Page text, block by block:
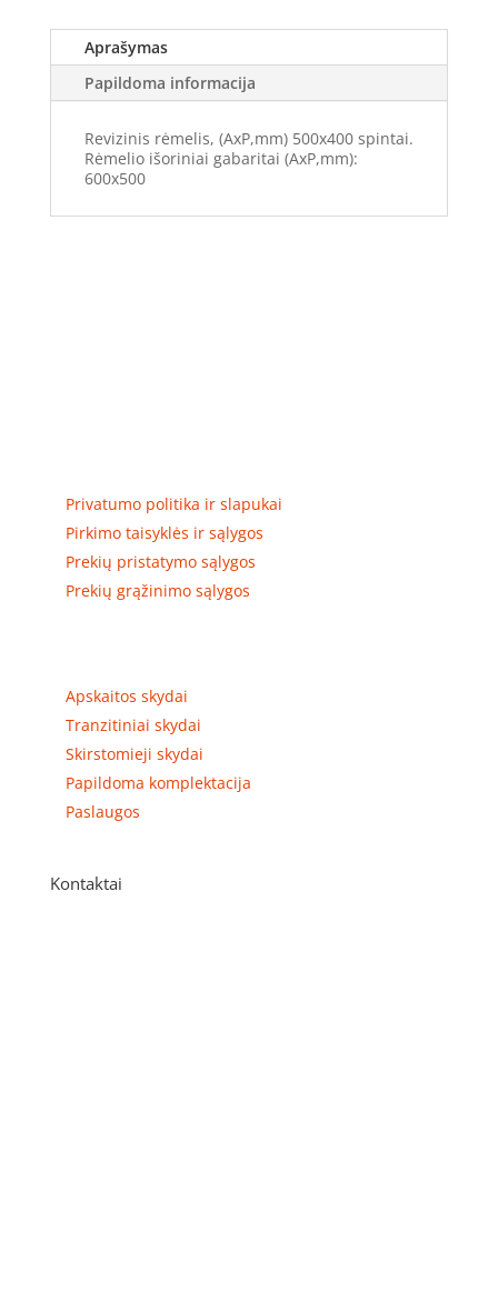
Aprašymas
Papildoma informacija
Revizinis rėmelis, (AxP,mm) 500x400 spintai.
Rėmelio išoriniai gabaritai (AxP,mm):
600x500
Privatumo politika ir slapukai
Pirkimo taisyklės ir sąlygos
Prekių pristatymo sąlygos
Prekių grąžinimo sąlygos
Apskaitos skydai
Tranzitiniai skydai
Skirstomieji skydai
Papildoma komplektacija
Paslaugos
Kontaktai